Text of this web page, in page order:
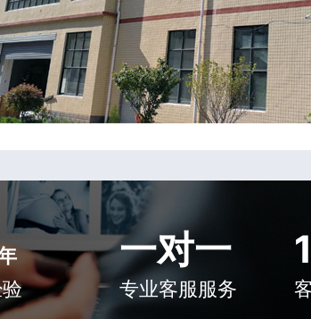
一对一
专业客服服务